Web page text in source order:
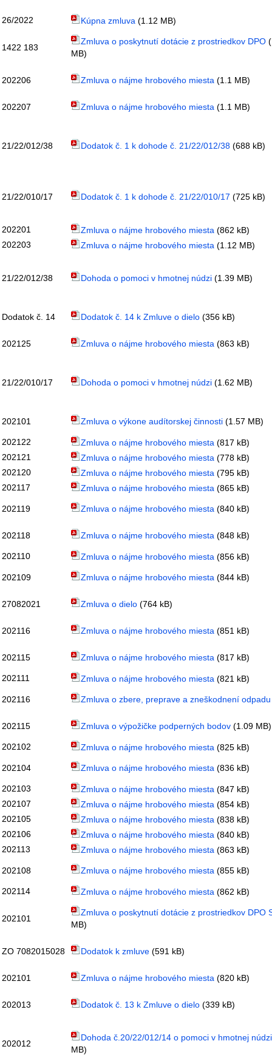
26/2022 Kúpna zmluva (1.12 MB)
1422 183
Zmluva o poskytnutí dotácie z prostriedkov DPO
MB)
202206 Zmluva o nájme hrobového miesta (1.1 MB)
202207 Zmluva o nájme hrobového miesta (1.1 MB)
21/22/012/38 Dodatok č. 1 k dohode č. 21/22/012/38 (688 kB)
21/22/010/17 Dodatok č. 1 k dohode č. 21/22/010/17 (725 kB)
202201 Zmluva o nájme hrobového miesta (862 kB)
202203
Zmluva o nájme hrobového miesta (1.12 MB)
21/22/012/38 Dohoda o pomoci v hmotnej núdzi (1.39 MB)
Dodatok č. 14 Dodatok č. 14 k Zmluve o dielo (356 kB)
202125 Zmluva o nájme hrobového miesta (863 kB)
21/22/010/17 Dohoda o pomoci v hmotnej núdzi (1.62 MB)
202101 Zmluva o výkone audítorskej činnosti (1.57 MB)
202122 Zmluva o nájme hrobového miesta (817 kB)
202121
Zmluva o nájme hrobového miesta (778 kB)
202120
Zmluva o nájme hrobového miesta (795 kB)
202117
Zmluva o nájme hrobového miesta (865 kB)
202119 Zmluva o nájme hrobového miesta (840 kB)
202118 Zmluva o nájme hrobového miesta (848 kB)
202110 Zmluva o nájme hrobového miesta (856 kB)
202109 Zmluva o nájme hrobového miesta (844 kB)
27082021 Zmluva o dielo (764 kB)
202116 Zmluva o nájme hrobového miesta (851 kB)
202115 Zmluva o nájme hrobového miesta (817 kB)
202111 Zmluva o nájme hrobového miesta (821 kB)
202116 Zmluva o zbere, preprave a zneškodnení odpadu
202115 Zmluva o výpožičke podperných bodov (1.09 MB)
202102 Zmluva o nájme hrobového miesta (825 kB)
202104 Zmluva o nájme hrobového miesta (836 kB)
202103 Zmluva o nájme hrobového miesta (847 kB)
202107
Zmluva o nájme hrobového miesta (854 kB)
202105
Zmluva o nájme hrobového miesta (838 kB)
202106
Zmluva o nájme hrobového miesta (840 kB)
202113
Zmluva o nájme hrobového miesta (863 kB)
202108 Zmluva o nájme hrobového miesta (855 kB)
202114 Zmluva o nájme hrobového miesta (862 kB)
202101
Zmluva o poskytnutí dotácie z prostriedkov DPO
MB)
ZO 7082015028 Dodatok k zmluve (591 kB)
202101 Zmluva o nájme hrobového miesta (820 kB)
202013 Dodatok č. 13 k Zmluve o dielo (339 kB)
202012
Dohoda č.20/22/012/14 o pomoci v hmotnej
MB)